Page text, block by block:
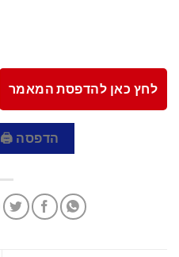
לחץ כאן להדפסת המאמר
הדפסה 🖨